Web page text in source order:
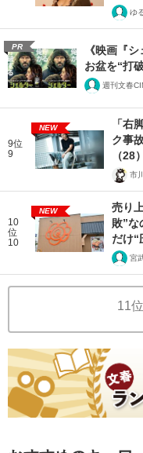
ゆ
PR
《映画『
お盆を“打
週刊文春
9位
9
NEW
「右
ク事
（28
市
10
位
10
NEW
売り
敗”
だけ“
宮
11